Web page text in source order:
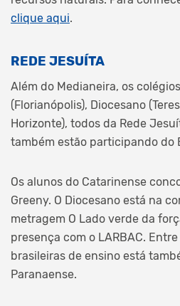
clique aqui.
REDE JESUÍTA
Além do Medianeira, os
(Florianópolis), Diocesano
Horizonte), todos da Rede
também estão participando do
Os alunos do Catarinense
Greeny. O Diocesano está na
metragem O Lado verde da
presença com o LARBAC.
brasileiras de ensino está
Paranaense.